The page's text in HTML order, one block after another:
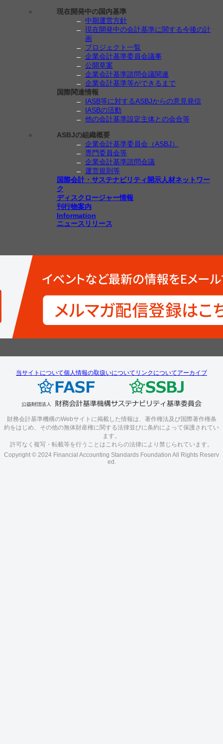
現在開発中の国内基準
中期運営方針
現在開発中の会計基準に関する今後の計
画
プロジェクト一覧
企業会計基準委員会議事
公開草案
企業会計基準諮問会議関連
企業会計基準等ができるまで
国際関連情報
IASB等に対するASBJからの意見発信
IASBの活動
他の会計基準設定主体との会合等
ASBJの組織概要
企業会計基準委員会（ASBJ）
専門委員会等
企業会計基準諮問会議
運営規則等
国際会計・サステナビリティ開示人材ネットワー
ク
ディスクロージャー情報
刊行物案内
Information
ニュースリリース
当サイトについて個人情報の取扱いについて リンクについてアーカイブ
財務会計基準機構のWebサイトに掲載した情報は、著作権法及び国際著作権条
約をはじめ、その他の無体財産権に関する法律並びに条約によって保護されてい
ます。
許可なく複写・転載等を行うことはこれらの法律により禁じられています。
Copyright © 2024 Financial Accounting Standards Foundation All Rights Reserv
ed.